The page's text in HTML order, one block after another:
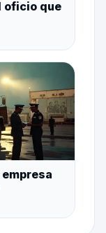
oficio que